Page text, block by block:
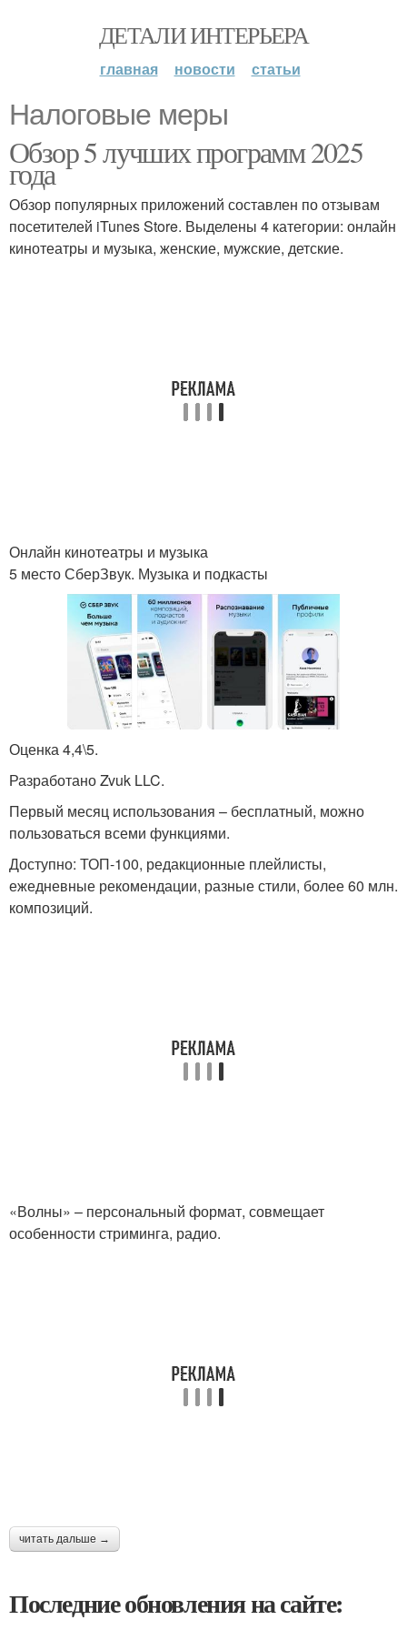
ДЕТАЛИ ИНТЕРЬЕРА
главная новости статьи
Налоговые меры
Обзор 5 лучших программ 2025
года
Обзор популярных приложений составлен по отзывам
посетителей iTunes Store. Выделены 4 категории: онлайн
кинотеатры и музыка, женские, мужские, детские.
Онлайн кинотеатры и музыка
5 место СберЗвук. Музыка и подкасты
Оценка 4,4\5.
Разработано Zvuk LLC.
Первый месяц использования – бесплатный, можно
пользоваться всеми функциями.
Доступно: ТОП-100, редакционные плейлисты,
ежедневные рекомендации, разные стили, более 60 млн.
композиций.
«Волны» – персональный формат, совмещает
особенности стриминга, радио.
читать дальше →
Последние обновления на сайте: